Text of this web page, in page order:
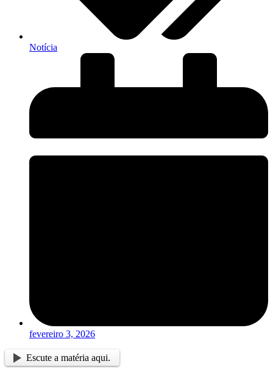
Notícia
fevereiro 3, 2026
Escute a matéria aqui.